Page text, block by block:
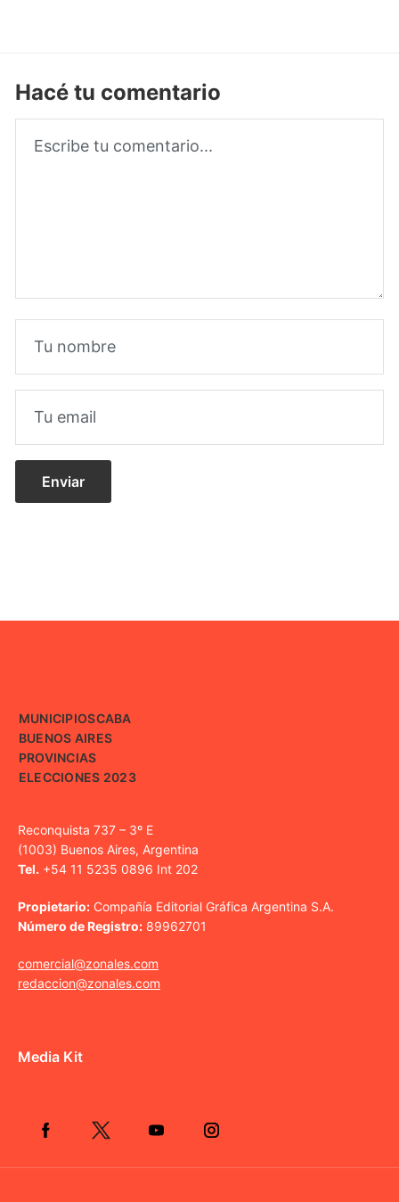
Hacé tu comentario
MUNICIPIOSCABA
BUENOS AIRES
PROVINCIAS
ELECCIONES 2023
Reconquista 737 – 3º E
(1003) Buenos Aires, Argentina
Tel. +54 11 5235 0896 Int 202
Propietario: Compañía Editorial Gráfica Argentina S.A.
Número de Registro: 89962701
comercial@zonales.com
redaccion@zonales.com
Media Kit